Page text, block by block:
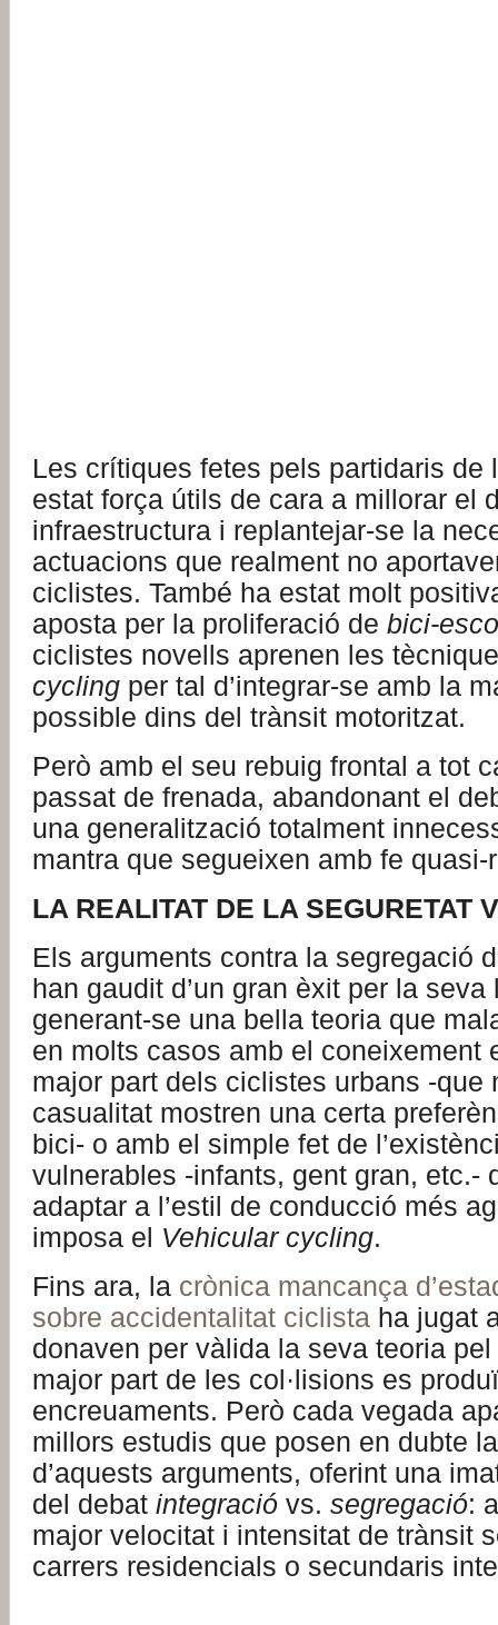
Les crítiques fetes pels partidaris de
estat força útils de cara a millorar el
infraestructura i replantejar-se la
actuacions que realment no
ciclistes. També ha estat molt
aposta per la proliferació de bici-
ciclistes novells aprenen les
cycling per tal d’integrar-se amb la
possible dins del trànsit motoritzat.
Però amb el seu rebuig frontal a tot
passat de frenada, abandonant el
una generalització totalment
mantra que segueixen amb fe quasi-
LA REALITAT DE LA SEGURETAT
Els arguments contra la segregació
han gaudit d’un gran èxit per la
generant-se una bella teoria que
en molts casos amb el coneixement
major part dels ciclistes urbans -que
casualitat mostren una certa
bici- o amb el simple fet de
vulnerables -infants, gent gran, etc.-
adaptar a l’estil de conducció més
imposa el Vehicular cycling.
Fins ara, la crònica mancança
sobre accidentalitat ciclista ha jugat
donaven per vàlida la seva teoria
major part de les col·lisions es
encreuaments. Però cada vegada
millors estudis que posen en dubte
d’aquests arguments, oferint una
del debat integració vs. segregació:
major velocitat i intensitat de trànsit
carrers residencials o secundaris